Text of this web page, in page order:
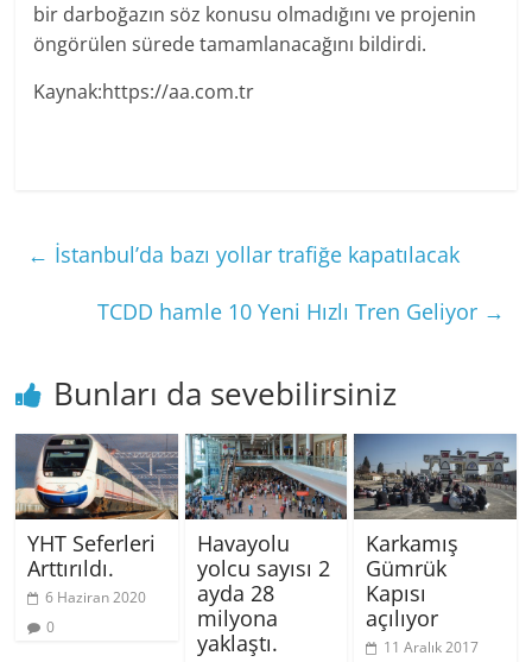
bir darboğazın söz konusu olmadığını ve projenin
öngörülen sürede tamamlanacağını bildirdi.
Kaynak:https://aa.com.tr
← İstanbul’da bazı yollar trafiğe kapatılacak
TCDD hamle 10 Yeni Hızlı Tren Geliyor →
Bunları da sevebilirsiniz
YHT Seferleri
Arttırıldı.
6 Haziran 2020
0
Havayolu
yolcu sayısı 2
ayda 28
milyona
yaklaştı.
Karkamış
Gümrük
Kapısı
açılıyor
11 Aralık 2017